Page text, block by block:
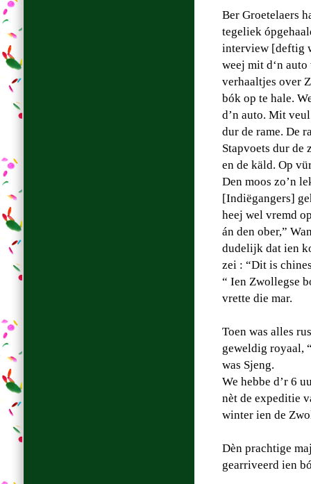
Ber Groetelaers
tegeliek
interview [deftig
weej mit d‘n
verhaaltjes over
bók op te hale.
d’n auto. Mit
dur de rame. De
Stapvoets dur de
en de käld. Op
Den moos zo’n
[Indiëgangers]
heej wel vremd
án den ober,”
dudelijk dat ien
zei : “Dit is
“ Ien Zwollegse
vrette die mar.
Toen was alles
geweldig royaal,
was Sjeng.
We hebbe d’r 6
nèt de expeditie
winter ien de
Dèn prachtige
gearriveerd ien